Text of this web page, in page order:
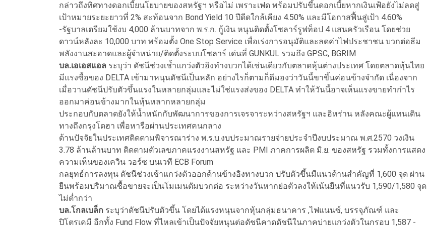
กล่าวถึงทิศทางดอกเบี้ยนโยบายของสหรัฐฯ หรือไม่ เพราะเฟด พร้อมปรับขึ้นดอกเบี้ยหากเงินเฟ้อยังไม่ลดสู่
เป้าหมายระยะยาวที่ 2% สะท้อนจาก Bond Yield 10 ปีดีดใกล้เคียง 4.50% และมีโอกาสฟื้นสู่เป้า 4.60%
-รัฐบาลเตรียมใช้งบ 4,000 ล้านบาทจาก พ.ร.ก. กู้เงิน หนุนติดตั้งโซลาร์รูฟท็อป 4 แสนครัวเรือน โดยช่วย
ดาวน์หลังละ 10,000 บาท พร้อมตั้ง One Stop Service เพื่อเร่งการอนุมัติและลดค่าไฟประชาชน บวกต่อธีม
พลังงานสะอาดและผู้จำหน่าย/ติดตั้งระบบโซลาร์ เด่นที่ GUNKUL รวมถึง GPSC, BGRIM
บล.เอเอสแอล ระบุว่า ดัชนีช่วงเช้ำแกว่งตัวอิงทำงบวกได้เช่นเดียวกับตลาดหุ้นต่างประเทศ โดยตลาดหุ้นไทย
มีแรงซื้อของ DELTA เข้ามาหนุนดัชนีเป็นหลัก อย่างไรก็ตามก็ดีมองว่าวันนี้ขาขึ้นค่อนข้างจำกัด เนื่องจาก
เมื่อวานดัชนีปรับตัวขึ้นแรงในหลายกลุ่มและไม่ใช่แรงส่งของ DELTA ทำให้วันนี้อาจเห็นแรงขายทำกำไร
ออกมาค่อนข้างมากในหุ้นหลากหลายกลุ่ม
ประกอบกับตลาดยังให้น้ำหนักกับพัฒนาการของการเจรจาระหว่างสหรัฐฯ และอิหร่าน หลังคณะผู้แทนเดิน
ทางถึงกรุงโดฮา เพื่อหารือผ่านประเทศคนกลาง
ด้านปัจจัยในประเทศติดตามพิจารณาร่าง พ.ร.บ.งบประมาณรายจ่ายประจำปีงบประมาณ พ.ศ.2570 วงเงิน
3.78 ล้านล้านบาท ติดตามตัวเลขภาคแรงงานสหรัฐ และ PMI ภาคการผลิต มิ.ย. ของสหรัฐ รวมทั้งการแสดง
ความเห็นของเควิน วอร์ซ บนเวที ECB Forum
กลยุทธ์การลงทุน ดัชนีช่วงเช้าแกว่งตัวออกด้านข้างอิงทางบวก ปรับตัวขึ้นมีแนวต้านสำคัญที่ 1,600 จุด ผ่าน
ยืนพร้อมปริมาณซื้อขายจะเป็นโมเมนตัมบวกต่อ ระหว่างวันหากย่อตัวลงให้เน้นยืนที่แนวรับ 1,590/1,580 จุด
ไม่ต่ำกว่า
บล.โกลเบล็ก ระบุว่าดัชนีปรับตัวขึ้น โดยได้แรงหนุนจากหุ้นกลุ่มธนาคาร ,ไฟแนนซ์, บรรจุภัณฑ์ และ
ปิโตรเคมี อีกทั้ง Fund Flow ที่ไหลเข้าเป็นปัจจัยหนุนต่อดัชนีคาดดัชนีในภาคบ่ายแกว่งตัวในกรอบ 1,587 -